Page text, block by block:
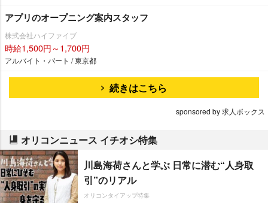
アプリのオープニング案内スタッフ
株式会社ハイファイブ
時給1,500円～1,700円
アルバイト・パート / 東京都
続きはこちら
sponsored by 求人ボックス
オリコンニュース イチオシ特集
川島海荷さんと学ぶ 日常に潜む“人身取
引”のリアル
オリコンタイアップ特集